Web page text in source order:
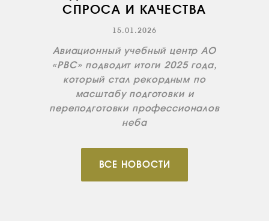
ПРОДАЖА АТИ
СПРОСА И КАЧЕСТВА
15.01.2026
Авиационный учебный центр АО
«РВС» подводит итоги 2025 года,
который стал рекордным по
масштабу подготовки и
переподготовки профессионалов
неба
ВСЕ НОВОСТИ